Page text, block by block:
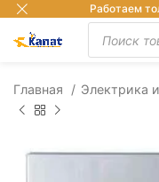
Главная Электрика
Работаем